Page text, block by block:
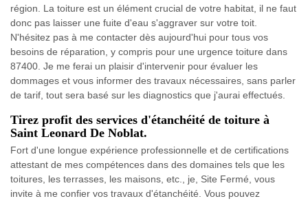
région. La toiture est un élément crucial de votre habitat, il ne faut
donc pas laisser une fuite d'eau s'aggraver sur votre toit.
N'hésitez pas à me contacter dès aujourd'hui pour tous vos
besoins de réparation, y compris pour une urgence toiture dans
87400. Je me ferai un plaisir d'intervenir pour évaluer les
dommages et vous informer des travaux nécessaires, sans parler
de tarif, tout sera basé sur les diagnostics que j'aurai effectués.
Tirez profit des services d'étanchéité de toiture à
Saint Leonard De Noblat.
Fort d'une longue expérience professionnelle et de certifications
attestant de mes compétences dans des domaines tels que les
toitures, les terrasses, les maisons, etc., je, Site Fermé, vous
invite à me confier vos travaux d'étanchéité. Vous pouvez